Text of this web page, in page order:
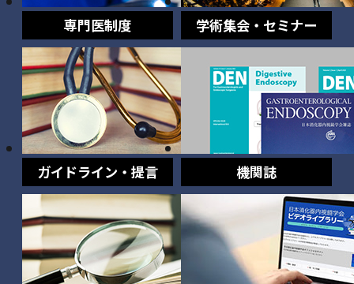
専門医制度 学術集会・セミナー
ガイドライン・提言 機関誌